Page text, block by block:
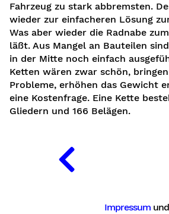
Fahrzeug zu stark abbremsten.
wieder zur einfacheren Lösung
Was aber wieder die Radnabe
läßt. Aus Mangel an Bauteilen
in der Mitte noch einfach
Ketten wären zwar schön,
Probleme, erhöhen das Gewicht
eine Kostenfrage. Eine Kette
Gliedern und 166 Belägen.
Impressum und